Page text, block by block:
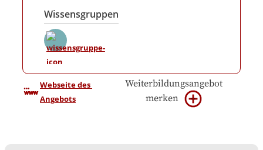
Wissensgruppen
Webseite des
Angebots
Weiterbildungsangebot
merken